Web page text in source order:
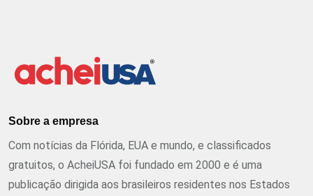
Sobre a empresa
Com notícias da Flórida, EUA e mundo, e classificados
gratuitos, o AcheiUSA foi fundado em 2000 e é uma
publicação dirigida aos brasileiros residentes nos Estados